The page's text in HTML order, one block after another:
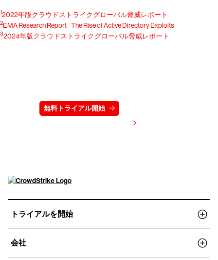
12022年版クラウドストライクグローバル脅威レポート
2EMA Research Report - The Rise of Active Directory Exploits
32024年版クラウドストライクグローバル脅威レポート
無料トライアル開始
トライアルを開始
会社